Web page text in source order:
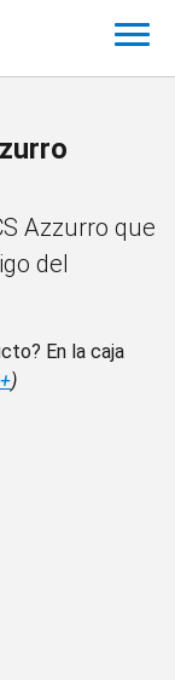
Azzurro que
del
En la caja
)